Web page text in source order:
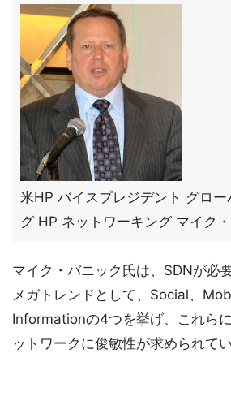
米HP バイスプレジデント グロ
グ HP ネットワーキング マイク
マイク・バニック氏は、SDNが必
メガトレンドとして、Social、
Informationの4つを挙げ、これら
ットワークに俊敏性が求められて